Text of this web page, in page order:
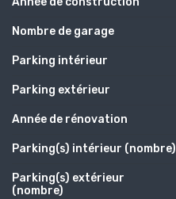
Nombre de garage
Parking intérieur
Parking extérieur
Année de rénovation
Parking(s) intérieur (nombre)
Parking(s) extérieur
(nombre)